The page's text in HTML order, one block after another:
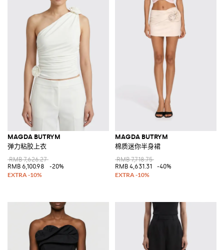
MAGDA BUTRYM
弹力粘胶上衣
RMB 7,626.27
RMB 6,100.98
-20%
MAGDA BUTRYM
棉质迷你半身裙
RMB 7,718.75
RMB 4,631.31
-40%